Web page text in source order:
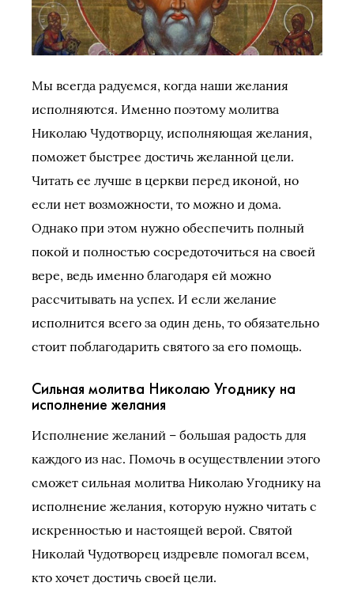
Мы всегда радуемся, когда наши желания
исполняются. Именно поэтому молитва
Николаю Чудотворцу, исполняющая желания,
поможет быстрее достичь желанной цели.
Читать ее лучше в церкви перед иконой, но
если нет возможности, то можно и дома.
Однако при этом нужно обеспечить полный
покой и полностью сосредоточиться на своей
вере, ведь именно благодаря ей можно
рассчитывать на успех. И если желание
исполнится всего за один день, то обязательно
стоит поблагодарить святого за его помощь.
Сильная молитва Николаю Угоднику на
исполнение желания
Исполнение желаний – большая радость для
каждого из нас. Помочь в осуществлении этого
сможет сильная молитва Николаю Угоднику на
исполнение желания, которую нужно читать с
искренностью и настоящей верой. Святой
Николай Чудотворец издревле помогал всем,
кто хочет достичь своей цели.